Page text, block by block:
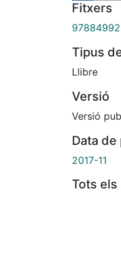
Fitxers
Tipus
Llibre
Versió
Versió
Data
2017-11
Tots